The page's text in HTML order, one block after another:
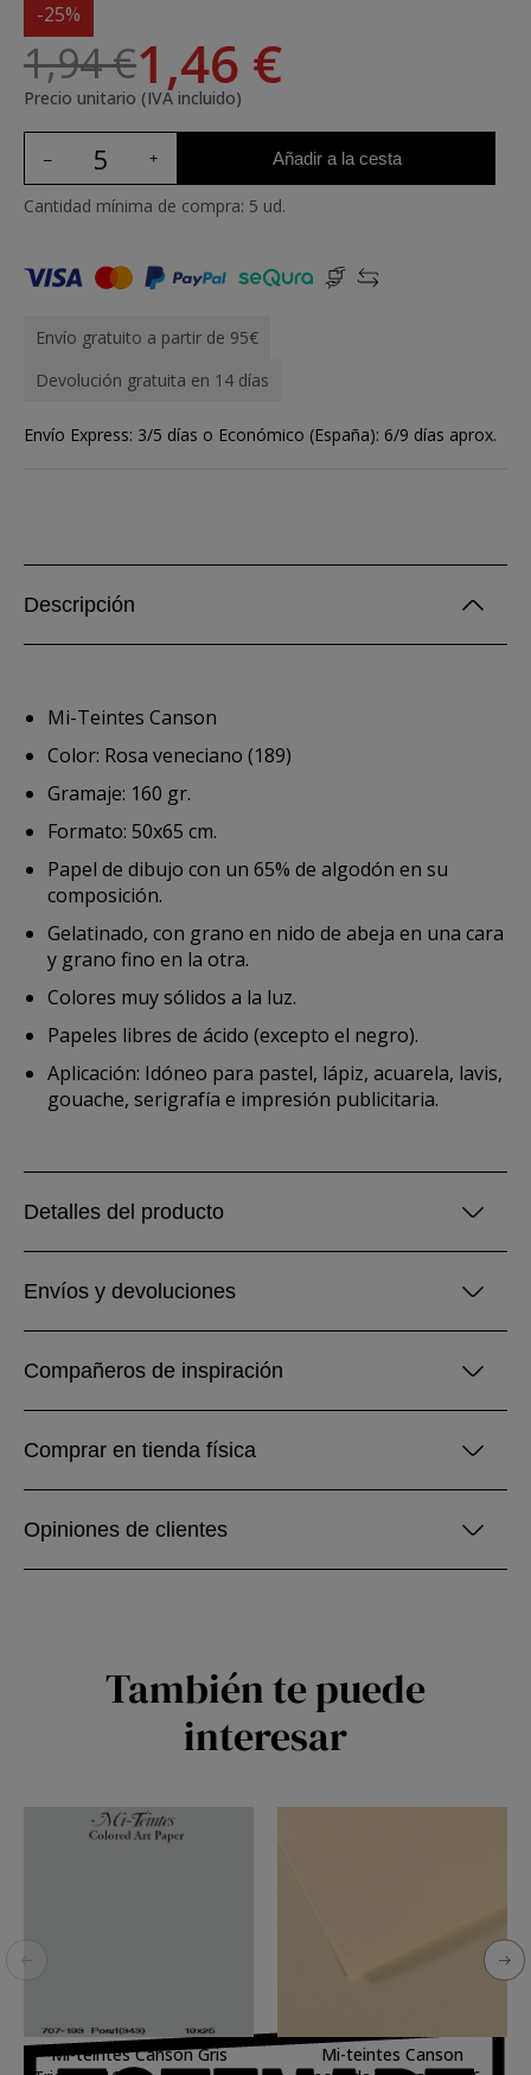
-25%
1,94 €1,46 €
Precio unitario (IVA incluido)
Añadir a la cesta
Cantidad mínima de compra: 5 ud.
Envío gratuito a partir de 95€
Devolución gratuita en 14 días
Envío Express: 3/5 días o Económico (España): 6/9 días aprox.
Descripción
Mi-Teintes Canson
Color: Rosa veneciano (189)
Gramaje: 160 gr.
Formato: 50x65 cm.
Papel de dibujo con un 65% de algodón en su
composición.
Gelatinado, con grano en nido de abeja en una cara
y grano fino en la otra.
Colores muy sólidos a la luz.
Papeles libres de ácido (excepto el negro).
Aplicación: Idóneo para pastel, lápiz, acuarela, lavis,
gouache, serigrafía e impresión publicitaria.
Detalles del producto
Envíos y devoluciones
Compañeros de inspiración
Comprar en tienda física
Opiniones de clientes
También te puede
interesar
Mi-teintes Canson Gris
Mi-teintes Canson